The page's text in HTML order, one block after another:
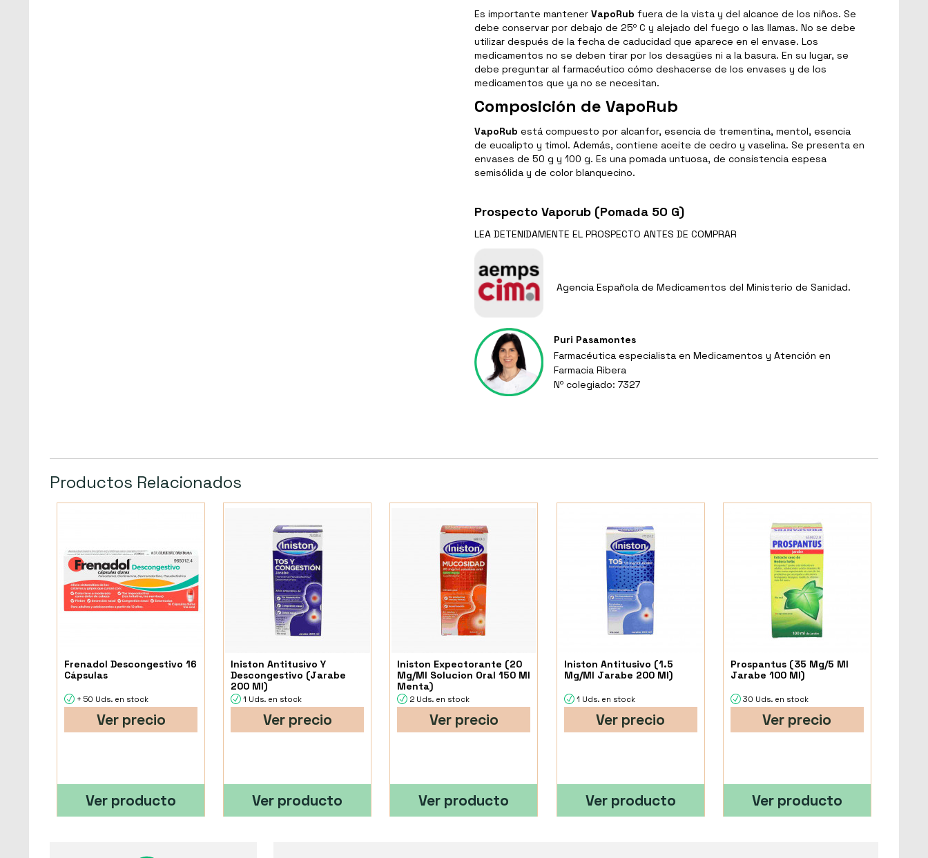
Es importante mantener VapoRub fuera de la vista y del alcance de los niños. Se
debe conservar por debajo de 25º C y alejado del fuego o las llamas. No se debe
utilizar después de la fecha de caducidad que aparece en el envase. Los
medicamentos no se deben tirar por los desagües ni a la basura. En su lugar, se
debe preguntar al farmacéutico cómo deshacerse de los envases y de los
medicamentos que ya no se necesitan.
Composición de VapoRub
VapoRub está compuesto por alcanfor, esencia de trementina, mentol, esencia
de eucalipto y timol. Además, contiene aceite de cedro y vaselina. Se presenta en
envases de 50 g y 100 g. Es una pomada untuosa, de consistencia espesa
semisólida y de color blanquecino.
Prospecto Vaporub (Pomada 50 G)
LEA DETENIDAMENTE EL PROSPECTO ANTES DE COMPRAR
Agencia Española de Medicamentos del Ministerio de Sanidad.
Puri Pasamontes
Farmacéutica especialista en Medicamentos y Atención en
Farmacia Ribera
Nº colegiado: 7327
Productos Relacionados
Frenadol Descongestivo 16
Cápsulas
+ 50 Uds. en stock
Ver precio
Ver producto
Iniston Antitusivo Y
Descongestivo (Jarabe
200 Ml)
1 Uds. en stock
Ver precio
Ver producto
Iniston Expectorante (20
Mg/Ml Solucion Oral 150 Ml
Menta)
2 Uds. en stock
Ver precio
Ver producto
Iniston Antitusivo (1.5
Mg/Ml Jarabe 200 Ml)
1 Uds. en stock
Ver precio
Ver producto
Prospantus (35 Mg/5 Ml
Jarabe 100 Ml)
30 Uds. en stock
Ver precio
Ver producto